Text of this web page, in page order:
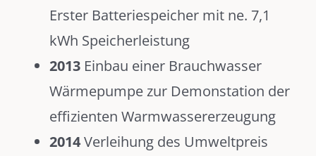
Erster Batteriespeicher mit ne. 7,1
kWh Speicherleistung
2013 Einbau einer Brauchwasser
Wärmepumpe zur Demonstation der
effizienten Warmwassererzeugung
2014Verleihung des Umweltpreis